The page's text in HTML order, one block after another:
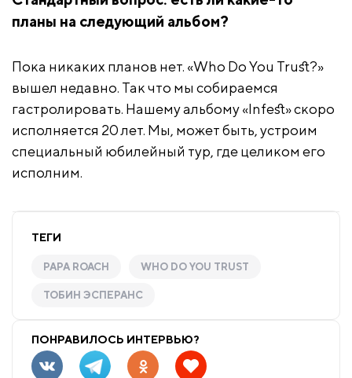
планы на следующий альбом?
Пока никаких планов нет. «Who Do You Trust?»
вышел недавно. Так что мы собираемся
гастролировать. Нашему альбому «Infest» скоро
исполняется 20 лет. Мы, может быть, устроим
специальный юбилейный тур, где целиком его
исполним.
ТЕГИ
PAPA ROACH WHO DO YOU TRUST
ТОБИН ЭСПЕРАНС
ПОНРАВИЛОСЬ ИНТЕРВЬЮ?